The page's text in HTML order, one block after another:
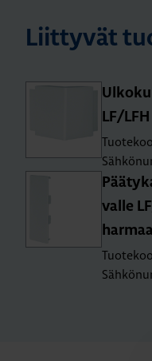
Liittyvät
LF/
val­le
har­maa